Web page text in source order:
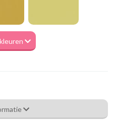
gordijnstof